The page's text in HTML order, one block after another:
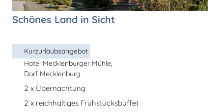
Schönes Land in Sicht
Kurzurlaubsangebot
Hotel Mecklenburger Mühle,
Dorf Mecklenburg
2 x Übernachtung
2 x reichhaltiges Frühstücksbüffet